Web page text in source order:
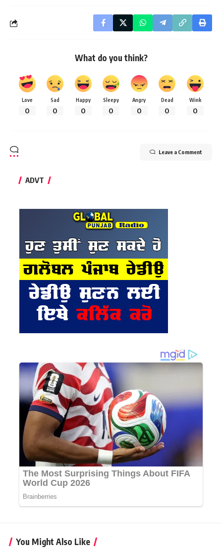
What do you think?
Love
0
Sad
0
Happy
0
Sleepy
0
Angry
0
Dead
0
Wink
0
Leave a Comment
ADVT
You Might Also Like